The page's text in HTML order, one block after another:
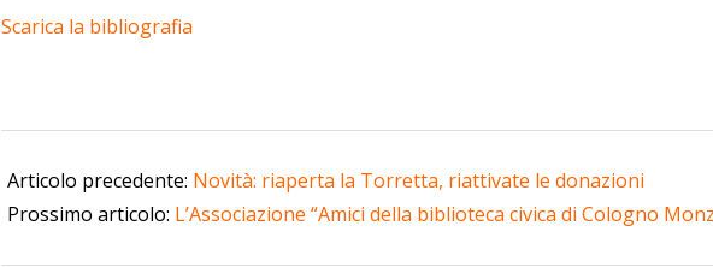
Scarica la bibliografia
11-
11
Articolo precedente: Novità: riaperta la Torretta, riattivate le donazioni
Prossimo articolo: L’Associazione “Amici della biblioteca civica di Cologno